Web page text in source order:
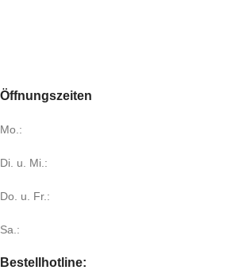
Öffnungszeiten
Mo.:
Di. u. Mi.:
Do. u. Fr.:
Sa.:
Bestellhotline: